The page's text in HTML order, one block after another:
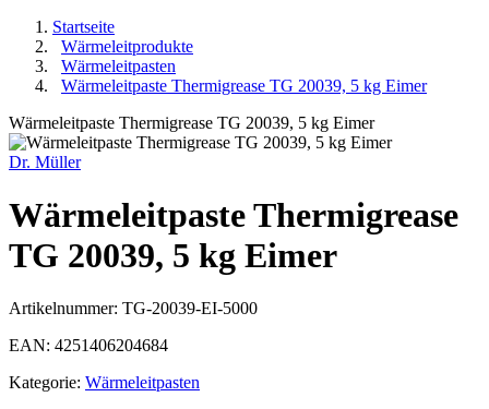
Startseite
Wärmeleitprodukte
Wärmeleitpasten
Wärmeleitpaste Thermigrease TG 20039, 5 kg Eimer
Wärmeleitpaste Thermigrease TG 20039, 5 kg Eimer
Dr. Müller
Wärmeleitpaste Thermigrease
TG 20039, 5 kg Eimer
Artikelnummer: TG-20039-EI-5000
EAN: 4251406204684
Kategorie: Wärmeleitpasten